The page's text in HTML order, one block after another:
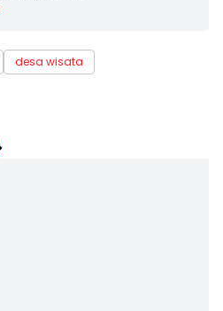
desa wisata